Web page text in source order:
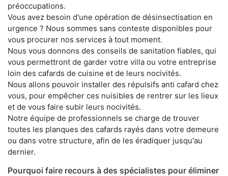
préoccupations.
Vous avez besoin d'une opération de désinsectisation en
urgence ? Nous sommes sans conteste disponibles pour
vous procurer nos services à tout moment.
Nous vous donnons des conseils de sanitation fiables, qui
vous permettront de garder votre villa ou votre entreprise
loin des cafards de cuisine et de leurs nocivités.
Nous allons pouvoir installer des répulsifs anti cafard chez
vous, pour empêcher ces nuisibles de rentrer sur les lieux
et de vous faire subir leurs nocivités.
Notre équipe de professionnels se charge de trouver
toutes les planques des cafards rayés dans votre demeure
ou dans votre structure, afin de les éradiquer jusqu'au
dernier.
Pourquoi faire recours à des spécialistes pour éliminer